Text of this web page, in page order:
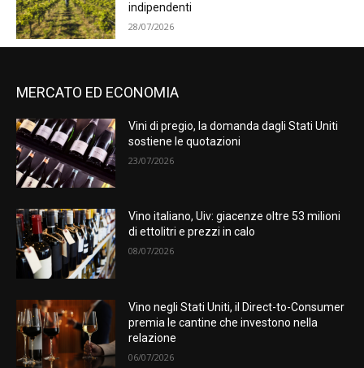
indipendenti
28/07/2026
MERCATO ED ECONOMIA
Vini di pregio, la domanda dagli Stati Uniti
sostiene le quotazioni
23/07/2026
Vino italiano, Uiv: giacenze oltre 53 milioni
di ettolitri e prezzi in calo
08/07/2026
Vino negli Stati Uniti, il Direct-to-Consumer
premia le cantine che investono nella
relazione
06/07/2026